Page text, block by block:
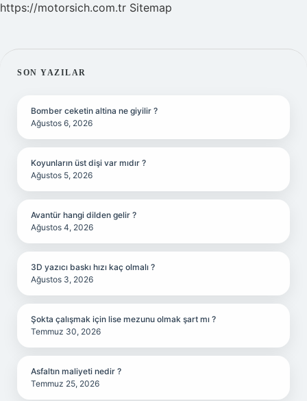
https://motorsich.com.tr Sitemap
SIDEBAR
SON YAZILAR
Bomber ceketin altina ne giyilir ?
Ağustos 6, 2026
Koyunların üst dişi var mıdır ?
Ağustos 5, 2026
Avantür hangi dilden gelir ?
Ağustos 4, 2026
3D yazıcı baskı hızı kaç olmalı ?
Ağustos 3, 2026
Şokta çalışmak için lise mezunu olmak şart mı ?
Temmuz 30, 2026
Asfaltın maliyeti nedir ?
Temmuz 25, 2026